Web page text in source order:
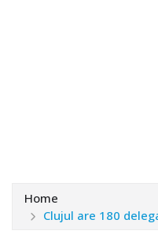
Home
Clujul are 180